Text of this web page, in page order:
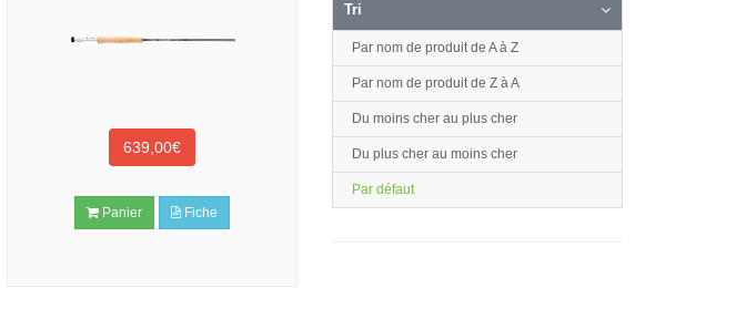
639,00€
Panier Fiche
Tri
Par nom de produit de A à Z
Par nom de produit de Z à A
Du moins cher au plus cher
Du plus cher au moins cher
Par défaut